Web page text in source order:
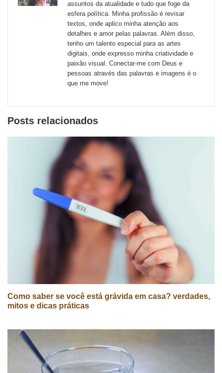
externos
assuntos da atualidade e tudo que foge da
esfera política. Minha profissão é revisar
textos, onde aplico minha atenção aos
detalhes e amor pelas palavras. Além disso,
tenho um talento especial para as artes
digitais, onde expresso minha criatividade e
paixão visual. Conectar-me com Deus e
pessoas através das palavras e imagens é o
que me move!
Posts relacionados
Como saber se você está grávida em casa? verdades,
mitos e dicas práticas